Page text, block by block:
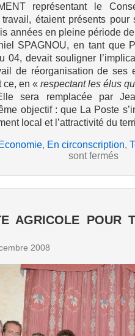
représentant le
étaient présents
années en pleine période
SPAGNOU, en tant que
04, devait souligner
de réorganisation de ses
ce, en « respectant les élus
sera remplacée par
objectif : que La Poste
local et l’attractivité du
Economie, En circonscription,
sont fermés
AGRICOLE POUR
2008